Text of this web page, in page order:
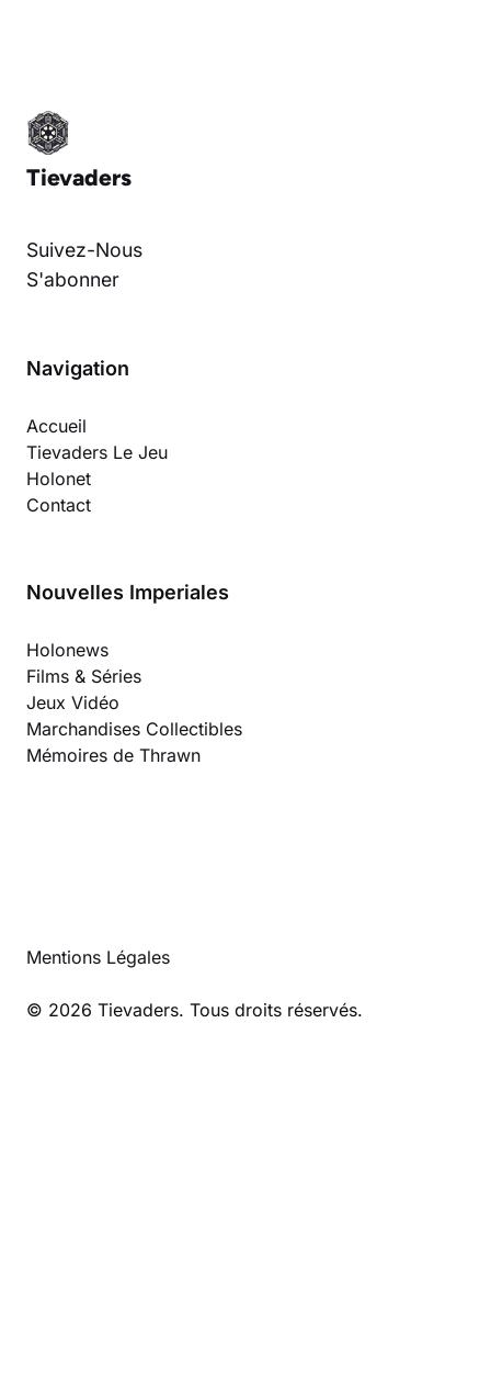
Tievaders
Suivez-Nous
S'abonner
Navigation
Accueil
Tievaders Le Jeu
Holonet
Contact
Nouvelles Imperiales
Holonews
Films & Séries
Jeux Vidéo
Marchandises Collectibles
Mémoires de Thrawn
© 2026 Tievaders. Tous droits réservés.
Mentions Légales